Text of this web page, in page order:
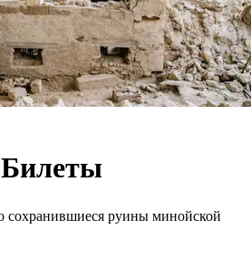
сохранившиеся руины минойской